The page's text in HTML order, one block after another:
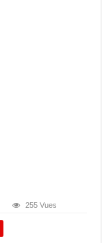
255 Vues